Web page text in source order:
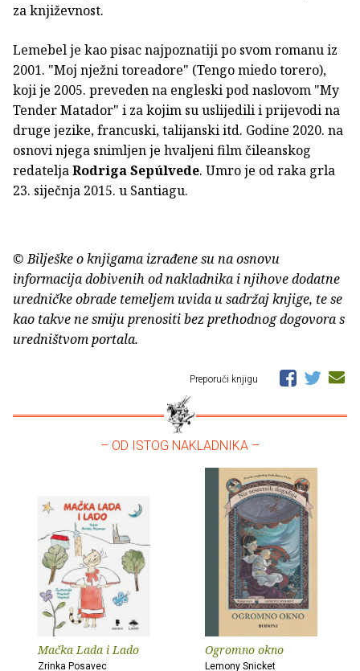
za književnost.
Lemebel je kao pisac najpoznatiji po svom romanu iz
2001. "Moj nježni toreadore" (Tengo miedo torero),
koji je 2005. preveden na engleski pod naslovom "My
Tender Matador" i za kojim su uslijedili i prijevodi na
druge jezike, francuski, talijanski itd. Godine 2020. na
osnovi njega snimljen je hvaljeni film čileanskog
redateljaRodriga Sepúlvede. Umro je od raka grla
23. siječnja 2015. u Santiagu.
© Bilješke o knjigama izrađene su na osnovu
informacija dobivenih od nakladnika i njihove dodatne
uredničke obrade temeljem uvida u sadržaj knjige, te se
kao takve ne smiju prenositi bez prethodnog dogovora s
uredništvom portala.
Preporuči knjigu
– OD ISTOG NAKLADNIKA –
Mačka Lada i Lado
Zrinka Posavec
Ogromno okno
Lemony Snicket